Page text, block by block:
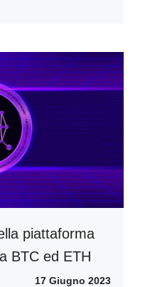
piattaforma
BTC ed ETH
17 Giugno 2023